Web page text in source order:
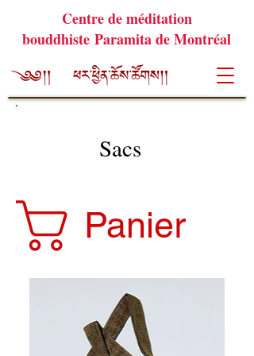
Centre de méditation
bouddhiste Paramita de Montréal
Sacs
Panier